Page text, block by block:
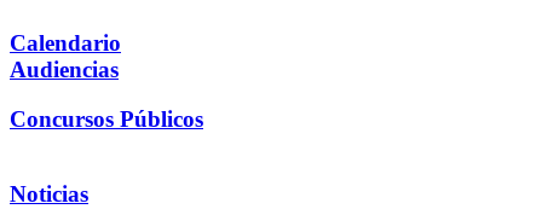
Calendario
Audiencias
Concursos Públicos
Noticias